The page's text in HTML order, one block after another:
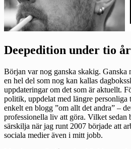
Deepedition under tio år
Början var nog ganska skakig. Ganska
en hel del som nog kan kallas
uppdateringar om det som är aktuellt.
politik, uppdelat med längre personliga
enkelt en blogg ”om allt det andra” –
professionella liv att göra. Vilket sedan
särskilja när jag runt 2007 började att
sociala medier även i mitt jobb.